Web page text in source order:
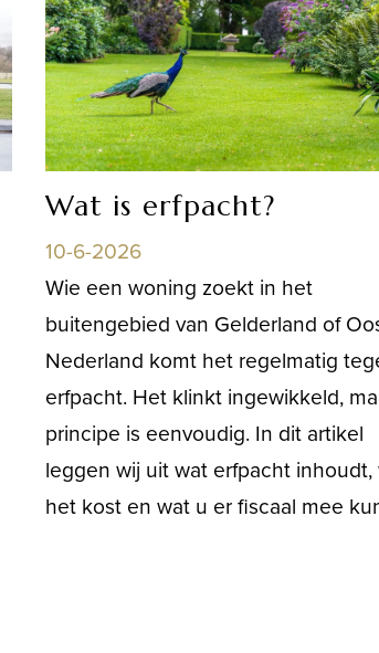
Wat is erfpacht?
10-6-2026
Wie een woning zoekt in het
buitengebied van Gelderland of
Nederland komt het regelmatig
erfpacht. Het klinkt ingewikkeld,
principe is eenvoudig. In dit artikel
leggen wij uit wat erfpacht inhoudt,
het kost en wat u er fiscaal mee